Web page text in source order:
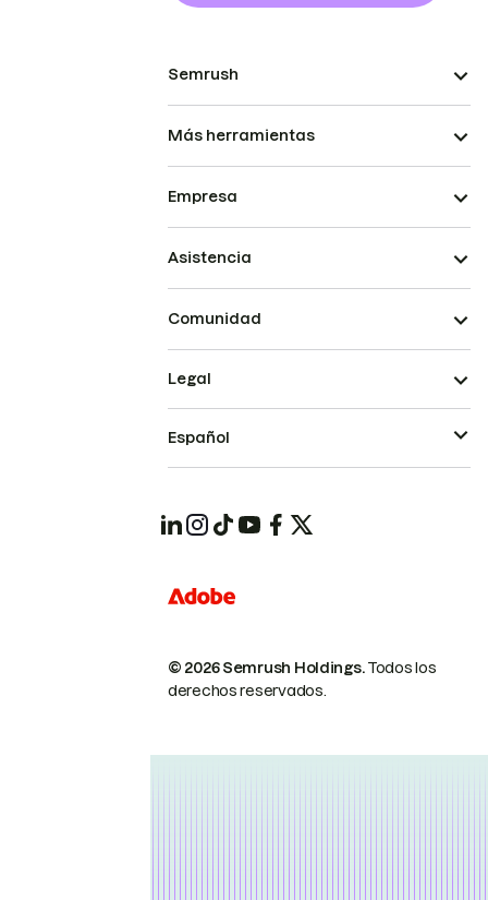
Semrush
Más herramientas
Empresa
Asistencia
Comunidad
© 2026 Semrush Holdings.Todos los
derechos reservados.
Legal
Español